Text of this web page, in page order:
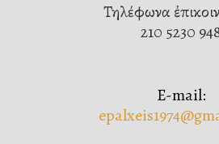
Τηλέφωνα
210 5230
E-mail: